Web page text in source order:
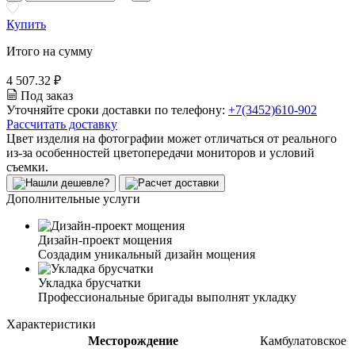
Купить
Итого на сумму
4 507.32 ₽
Под заказ
Уточняйте сроки доставки по телефону: +7(3452)610-902
Рассчитать доставку
Цвет изделия на фотографии может отличаться от реального
из-за особенностей цветопередачи мониторов и условий
съемки.
Дополнительные услуги
Дизайн-проект мощения
Создадим уникальный дизайн мощения
Укладка брусчатки
Профессиональные бригады выполнят укладку
Характеристики
Месторождение
Камбулатовское